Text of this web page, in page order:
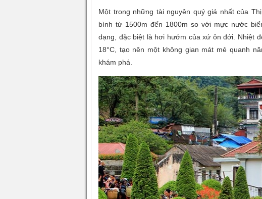
Một trong những tài nguyên quý giá nhất của
bình từ 1500m đến 1800m so với mực nước
dạng, đặc biệt là hơi hướm của xứ ôn đới. Nhiệt
18°C, tạo nên một không gian mát mẻ quanh
khám phá.